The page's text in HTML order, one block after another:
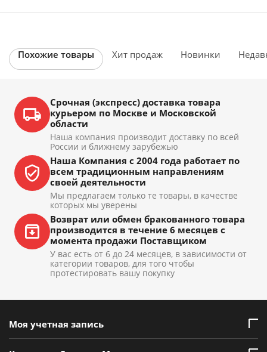
Похожие товары Хит продаж Новинки
Срочная (экспресс) доставка товара
курьером по Москве и Московской
области
Наша компания производит доставку по всей
России и ближнему зарубежью
Наша Компания с 2004 года работает по
всем традиционным направлениям
своей деятельности
Мы предлагаем только те товары, в качестве
которых мы уверены
Возврат или обмен бракованного товара
производится в течение 6 месяцев с
момента продажи Поставщиком
У вас есть от 6 до 24 месяцев, в зависимости от
категории товаров, для того чтобы
протестировать вашу покупку
Моя учетная запись